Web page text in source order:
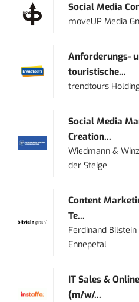
Social Media
moveUP Media
Anforderungs-
touristische...
trendtours
Social Media
Creation...
Wiedmann &
der Steige
Content
Te...
Ferdinand Bilstein
Ennepetal
IT Sales &
(m/w/...